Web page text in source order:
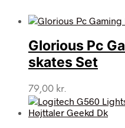
Glorious Pc
skates Set
79,00 kr.